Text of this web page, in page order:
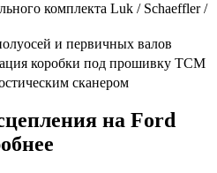
комплекта Luk / Schaeffler /
и первичных валов
коробки под прошивку TCM
сканером
на Ford